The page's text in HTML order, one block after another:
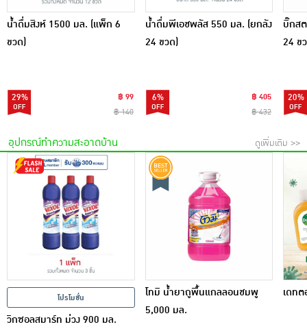
น้ำดื่มสิงห์ 1500 มล. (แพ็ก 6
ขวด)
29%
฿ 99
฿ 140
น้ำดื่มพีเอชพลัส 550 มล. (ยกลัง
24 ขวด)
6%
฿ 405
฿ 432
บิ๊กส
24 ข
20%
อุปกรณ์ทำความสะอาดบ้าน ดูเพิ่มเติม >>
โปรโมชั่น
วิกซอลสมาร์ท ม่วง 900 มล.
โทมิ น้ำยาถูพื้นแกลลอนชมพู
5,000 มล.
เดท